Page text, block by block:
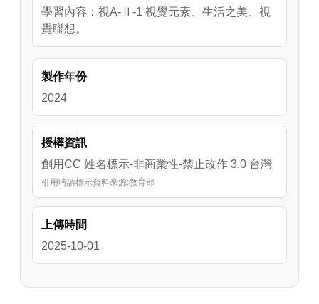
學習內容：視A-Ⅱ-1 視覺元素、生活之美、視
覺聯想。
製作年份
2024
授權資訊
創用CC 姓名標示-非商業性-禁止改作 3.0 台灣
引用時請標示資料來源:教育部
上傳時間
2025-10-01